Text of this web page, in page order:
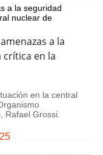
a la
en la
en la central
Rafael Grossi.